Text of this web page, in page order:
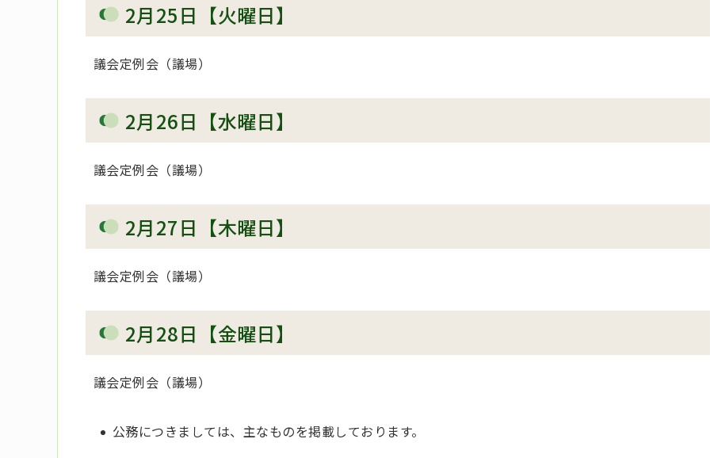
2月25日【火曜日】
議会定例会（議場）
2月26日【水曜日】
議会定例会（議場）
2月27日【木曜日】
議会定例会（議場）
2月28日【金曜日】
議会定例会（議場）
公務につきましては、主なものを掲載しております。